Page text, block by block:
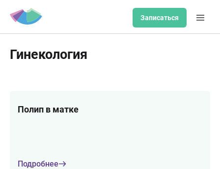
Записаться
Гинекология
Полип в матке
Подробнее